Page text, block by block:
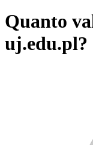
Quanto
uj.edu.pl?